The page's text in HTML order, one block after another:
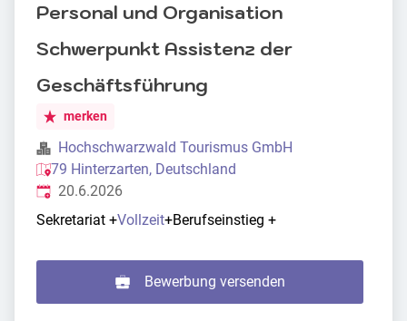
Personal und Organisation
Schwerpunkt Assistenz der
Geschäftsführung
merken
Hochschwarzwald Tourismus GmbH
79 Hinterzarten, Deutschland
Veröffentlicht
20.6.2026
Sekretariat +Vollzeit+Berufseinstieg +
Bewerbung versenden